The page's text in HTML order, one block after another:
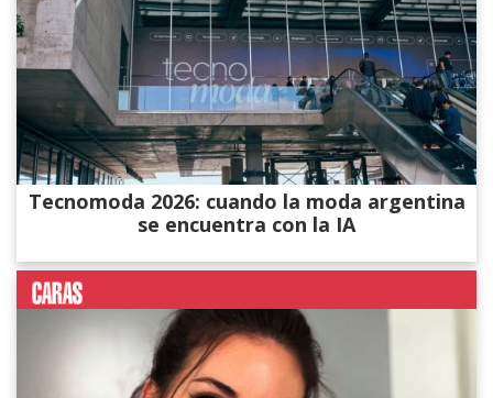
Tecnomoda 2026: cuando la moda argentina
se encuentra con la IA